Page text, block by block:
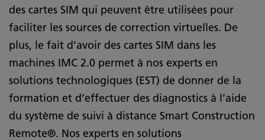
des cartes SIM qui peuvent être utilisées pour
faciliter les sources de correction virtuelles. De
plus, le fait d’avoir des cartes SIM dans les
machines IMC 2.0 permet à nos experts en
solutions technologiques (EST) de donner de la
formation et d’effectuer des diagnostics à l’aide
du système de suivi à distance Smart Construction
Remote®. Nos experts en solutions